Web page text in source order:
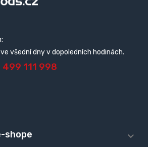
všední dny v dopoledních hodinách.
111 998
shope 